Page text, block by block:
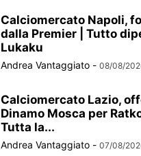
Calciomercato Napoli,
dalla Premier | Tutto
Lukaku
Andrea Vantaggiato - 08/08/
Calciomercato Lazio,
Dinamo Mosca per
Tutta la...
Andrea Vantaggiato - 07/08/